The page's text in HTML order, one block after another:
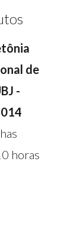
de
-
horas